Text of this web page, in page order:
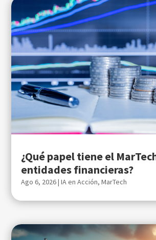
¿Qué papel tiene el
entidades financieras?
Ago 6, 2026|IA en Acción,MarTech